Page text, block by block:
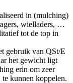
in (mulching)
wielladers, …
tot de top in
gebruik van QSt/E
het gewicht ligt
erin om zeer
te kunnen koppelen.